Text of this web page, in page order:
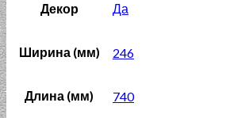
Декор Да
Ширина (мм) 246
Длина (мм) 740